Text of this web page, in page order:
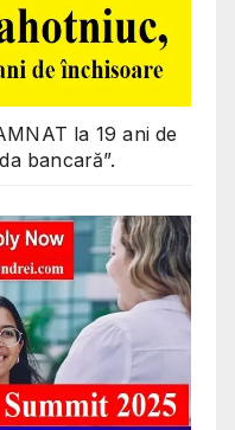
la 19 ani de
bancară”.